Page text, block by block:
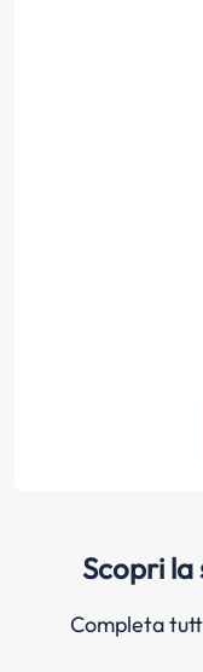
Scopri la
Completa